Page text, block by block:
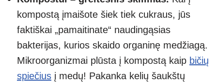
kompostą įmaišote šiek tiek cukraus, jūs
faktiškai „pamaitinate“ naudingąsias
bakterijas, kurios skaido organinę medžiagą.
Mikroorganizmai plūsta į kompostą kaip bičių
spiečius į medų! Pakanka kelių šaukštų